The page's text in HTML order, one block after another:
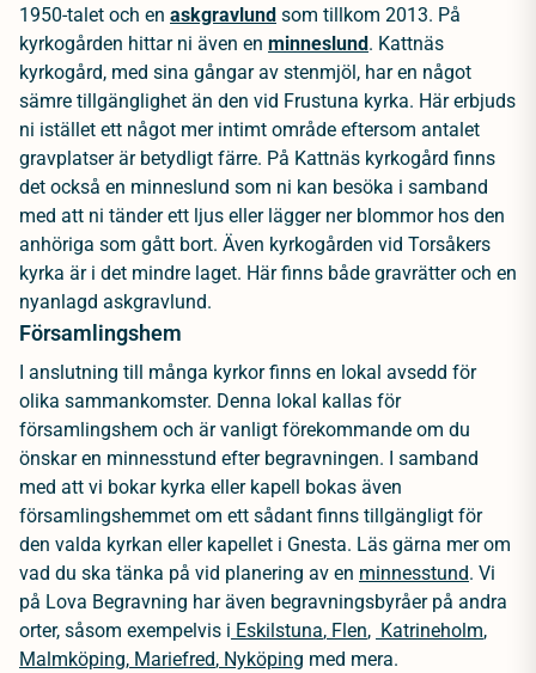
1950-talet och en askgravlund som tillkom 2013. På
kyrkogården hittar ni även en minneslund . Kattnäs
kyrkogård, med sina gångar av stenmjöl, har en något
sämre tillgänglighet än den vid Frustuna kyrka. Här erbjuds
ni istället ett något mer intimt område eftersom antalet
gravplatser är betydligt färre. På Kattnäs kyrkogård finns
det också en minneslund som ni kan besöka i samband
med att ni tänder ett ljus eller lägger ner blommor hos den
anhöriga som gått bort. Även kyrkogården vid Torsåkers
kyrka är i det mindre laget. Här finns både gravrätter och en
nyanlagd askgravlund.
Församlingshem
I anslutning till många kyrkor finns en lokal avsedd för
olika sammankomster. Denna lokal kallas för
församlingshem och är vanligt förekommande om du
önskar en minnesstund efter begravningen. I samband
med att vi bokar kyrka eller kapell bokas även
församlingshemmet om ett sådant finns tillgängligt för
den valda kyrkan eller kapellet i Gnesta. Läs gärna mer om
vad du ska tänka på vid planering av en minnesstund. Vi
på Lova Begravning har även begravningsbyråer på andra
orter, såsom exempelvis i Eskilstuna, Flen, Katrineholm,
Malmköping, Mariefred, Nyköping med mera.